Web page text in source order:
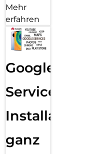
Mehr
erfahren
Google
Services
Installation
ganz